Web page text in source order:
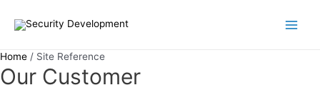
Home Site Reference
Our Customer